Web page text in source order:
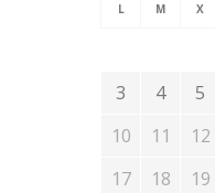
L M X
3
4 5
10
11 12
17
18 19